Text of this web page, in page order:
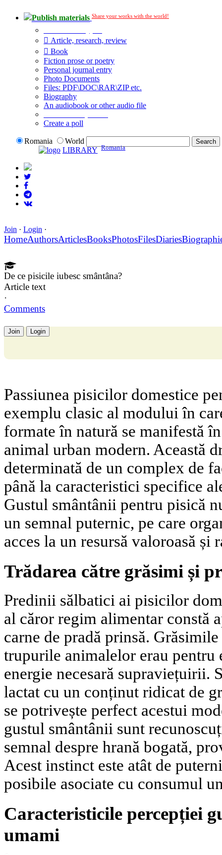
Publish materials Share your works with the world!
Article, research, review
Book
Fiction prose or poetry
Personal journal entry
Photo Documents
Files: PDF\DOC\RAR\ZIP etc.
Biography
An audiobook or other audio file
Create a poll
Romania
World
LIBRARY Romania
Join · Login ·
HomeAuthorsArticlesBooksPhotosFilesDiaries
De ce pisicile iubesc smântâna?
Article text
·
Comments
Join Login
Passiunea pisicilor domestice
exemplu clasic al modului în
formate în natură se manifestă
animal urban modern. Această
determinată de un complex de
până la caracteristici specifice
Gustul smântânii pentru pisică
un semnal puternic, pe care
acces la un resursă valoroasă și
Trădarea către grăsimi și
Predinii sălbatici ai pisicilor
al căror regim alimentar constă
carne de pradă prinsă.
trupurile animalelor erau pentru
energie necesară supraviețuirii.
lactat cu un conținut ridicat de
se potrivește perfect acestui
gustul smântânii sunt
semnal despre hrană bogată,
Acest instinct este atât de
posibile asociate cu consumul
Caracteristicile percepției
umami